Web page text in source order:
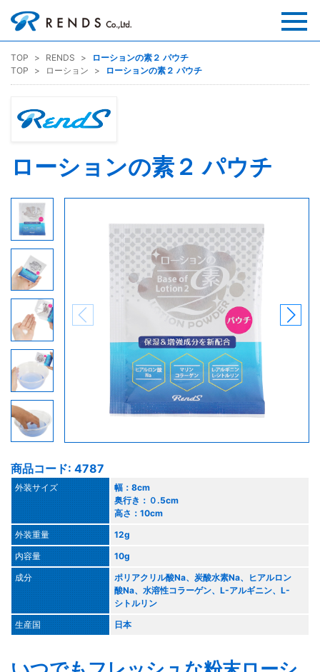
TOP RENDS
ローションの素２ パウチ
TOP
ローション ローションの素２ パウチ
ローションの素２ パウチ
商品コード: 4787
外装サイズ
幅：8cm
奥行き：０.5cm
高さ：10cm
外装重量
12g
内容量
10g
成分
ポリアクリル酸Na、炭酸水素Na、ヒアルロン
酸Na、水溶性コラーゲン、L-アルギニン、L-
シトルリン
生産国
日本